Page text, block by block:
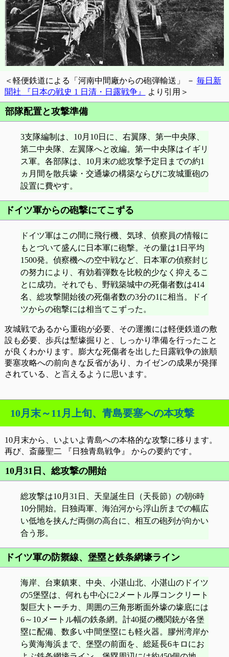
＜軽便鉄道による「河南中間廠からの砲弾輸送」 － 毎日新
聞社 『日本の戦史 1 日清・日露戦争』
より引用＞
部隊配置と攻撃準備
3支隊編制は、10月10日に、右翼隊、第一中央隊、
第二中央隊、左翼隊へと改編。第一中央隊はイギリ
ス軍。各部隊は、10月末の総攻撃予定日までの約1
ヵ月間を散兵壕・交通壕の構築ならびに攻城重砲の
設置に費やす。
ドイツ軍からの砲撃にてこずる
ドイツ軍はこの間に飛行機、気球、偵察員の情報に
もとづいて盛んに日本軍に砲撃。その量は1日平均
1500発。偵察機への空中戦など、日本軍の偵察封じ
の努力により、有効着弾数を比較的少なく抑えるこ
とに成功。それでも、野戦築城中の死傷者数は414
名、総攻撃開始後の死傷者数の3分の1に相当。ドイ
ツからの砲撃には相当てこずった。
攻城戦であるから重砲が必要、その運搬には軽便鉄道の敷
設も必要、歩兵は塹壕掘りと、しっかり準備を行ったこと
が良くわかります。膨大な死傷者を出した日露戦争の旅順
要塞攻略への前向きな反省があり、カイゼンの成果が発揮
されている、と言えるように思います。
10月末～11月上旬、青島要塞への本攻撃
10月末から、いよいよ青島への本格的な攻撃に移ります。
再び、斎藤聖二 『日独青島戦争』 からの要約です。
10月31日、総攻撃の開始
総攻撃は10月31日、天皇誕生日（天長節）の朝6時
10分開始。日独両軍、海泊河から浮山所までの幅広
い低地を挟んだ両側の高台に、相互の砲列が向かい
合う形。
ドイツ軍の防禦線、堡塁と鉄条網壕ライン
海岸、台東鎮東、中央、小湛山北、小湛山のドイツ
の5堡塁は、何れも中心に2メートル厚コンクリート
製巨大トーチカ、周囲の三角形断面外壕の壕底には
6～10メートル幅の鉄条網。計40挺の機関銃が各堡
塁に配備、数多い中間堡塁にも軽火器。膠州湾岸か
ら黄海海浜まで、堡塁の前面を、総延長6キロにお